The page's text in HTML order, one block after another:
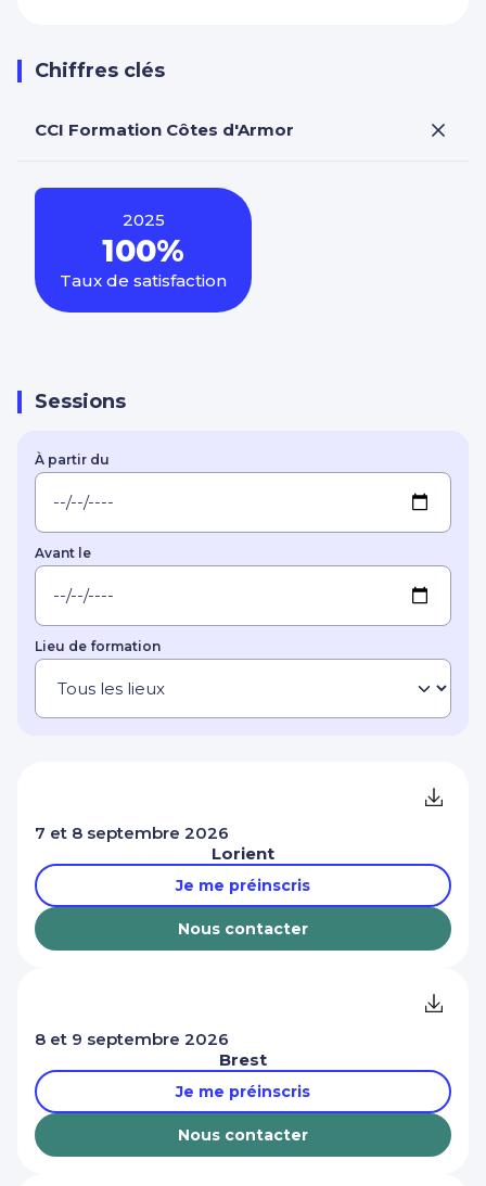
Chiffres clés
CCI Formation Côtes d'Armor
2025
100%
Taux de satisfaction
Sessions
À partir du
Avant le
Lieu de formation
7 et 8 septembre 2026
Lorient
Je me préinscris
Nous contacter
8 et 9 septembre 2026
Brest
Je me préinscris
Nous contacter